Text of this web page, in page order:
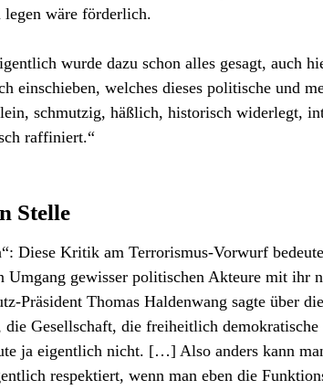
legen wäre förderlich.
wurde dazu schon alles gesagt, auch
einschieben, welches dieses politische und
schmutzig, häßlich, historisch widerlegt,
raffiniert.“
Stelle
Diese Kritik am Terrorismus-Vorwurf
Umgang gewisser politischen Akteure mit ihr
Präsident Thomas Haldenwang sagte über
Gesellschaft, die freiheitlich
ja eigentlich nicht. […] Also anders kann
respektiert, wenn man eben die